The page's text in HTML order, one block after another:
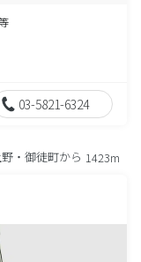
03-5821-6324
・御徒町から 1423m